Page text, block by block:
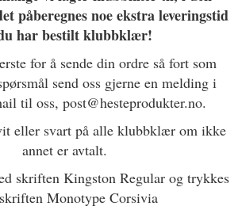
påberegnes noe ekstra leveringstid
har bestilt klubbklær!
for å sende din ordre så fort som
send oss gjerne en melding i
til oss, post@hesteprodukter.no.
eller svart på alle klubbklær om ikke
annet er avtalt.
skriften Kingston Regular og trykkes
Monotype Corsivia